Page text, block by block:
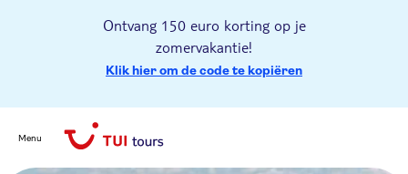
Ontvang 150 euro korting op je
zomervakantie!
Klik hier om de code te kopiëren
Menu